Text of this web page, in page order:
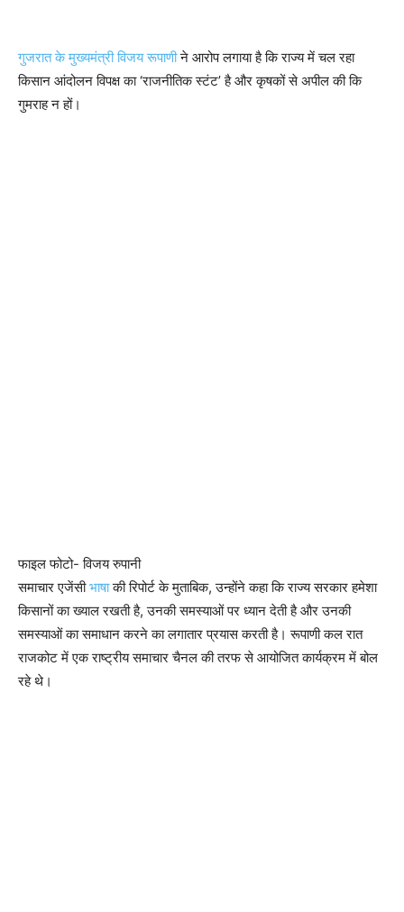
गुजरात के मुख्यमंत्री विजय रूपाणीने आरोप लगाया है कि राज्य में चल रहा
किसान आंदोलन विपक्ष का ‘राजनीतिक स्टंट’ है और कृषकों से अपील की कि
गुमराह न हों।
फाइल फोटो- विजय रुपानी
समाचार एजेंसीभाषाकी रिपोर्ट के मुताबिक, उन्होंने कहा कि राज्य सरकार हमेशा
किसानों का ख्याल रखती है, उनकी समस्याओं पर ध्यान देती है और उनकी
समस्याओं का समाधान करने का लगातार प्रयास करती है। रूपाणी कल रात
राजकोट में एक राष्ट्रीय समाचार चैनल की तरफ से आयोजित कार्यक्रम में बोल
रहे थे।